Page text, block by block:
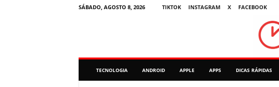
SÁBADO, AGOSTO 8, 2026 TIKTOK INSTAGRAM X FACEBOOK
M
n
TECNOLOGIA ANDROID APPLE APPS DICAS RÁPIDAS